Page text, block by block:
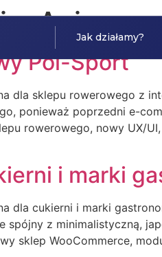
Jak działamy?
Pol-Sport
dla sklepu rowerowego z
ponieważ poprzedni e-
rowerowego, nowy UX/
i marki
dla cukierni i marki
z minimalistyczną,
sklep WooCommerce,